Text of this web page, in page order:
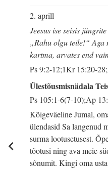
2. aprill
Jeesus ise seisis
„Rahu olgu teile!“ Aga
kartma, arvates end
Ps 9:2-12;1Kr 15:20-28;
Ülestõusmisnädala
Ps 105:1-6(7-10);Ap
Kõigeväeline Jumal,
ülendasid Sa langenud
surma lootusetusest.
tõotusi ning ava meie
sõnumit. Kingi oma